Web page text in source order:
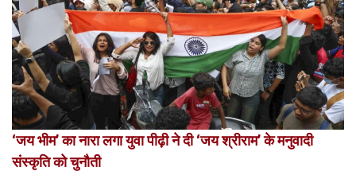
‘जय भीम’ का नारा लगा युवा पीढ़ी ने दी ‘जय श्रीराम’ के मनुवादी
संस्कृति को चुनौती